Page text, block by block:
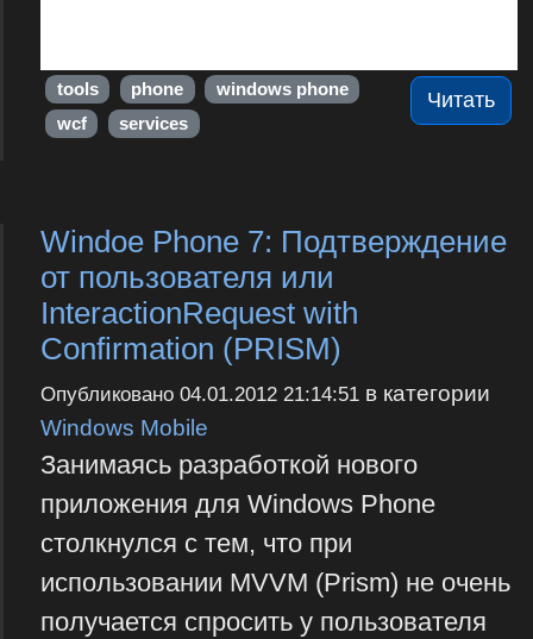
Читать
tools phone
windows phone
wcf
services
Windoe Phone 7: Подтверждение
от пользователя или
InteractionRequest with
Confirmation (PRISM)
Опубликовано 04.01.2012 21:14:51в категории
Windows Mobile
Занимаясь разработкой нового
приложения для Windows Phone
столкнулся с тем, что при
использовании MVVM (Prism) не очень
получается спросить у пользователя